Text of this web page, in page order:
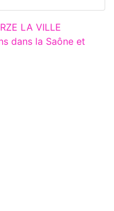
LA VILLE
dans la Saône et